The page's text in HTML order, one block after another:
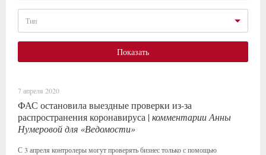
Тип
Показать
7 апреля 2020
ФАС остановила выездные проверки из-за
распространения коронавируса |комментарии Анны
Нумеровой для «Ведомости»
С 3 апреля контролеры могут проверять бизнес только с помощью